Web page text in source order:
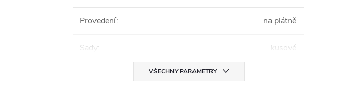
Provedení: na plátně
Sady: kusové
VŠECHNY PARAMETRY